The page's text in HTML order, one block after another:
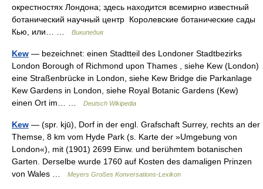
окрестностях Лондона; здесь находится всемирно известный
ботанический научный центр Королевские ботанические сады
Кью, или… …
Википедия
Kew — bezeichnet: einen Stadtteil des Londoner Stadtbezirks
London Borough of Richmond upon Thames , siehe Kew (London)
eine Straßenbrücke in London, siehe Kew Bridge die Parkanlage
Kew Gardens in London, siehe Royal Botanic Gardens (Kew)
einen Ort im… …
Deutsch Wikipedia
Kew — (spr. kjū), Dorf in der engl. Grafschaft Surrey, rechts an der
Themse, 8 km vom Hyde Park (s. Karte der »Umgebung von
London«), mit (1901) 2699 Einw. und berühmtem botanischen
Garten. Derselbe wurde 1760 auf Kosten des damaligen Prinzen
von Wales …
Meyers Großes Konversations-Lexikon